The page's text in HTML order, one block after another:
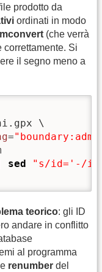
prodotto da
ordinati in modo
(che verrà
correttamente. Si
il segno meno a
\
=
sed
"s/id='-/
teorico: gli ID
andare in conflitto
al programma
renumber del